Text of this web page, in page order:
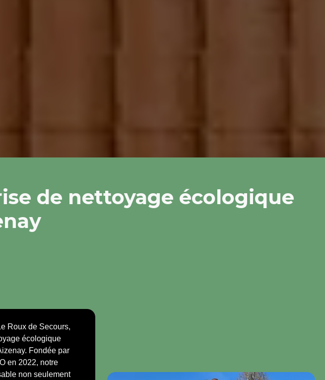
de nettoyage écologique
Roux de Secours,
écologique
Fondée par
en 2022, notre
non seulement